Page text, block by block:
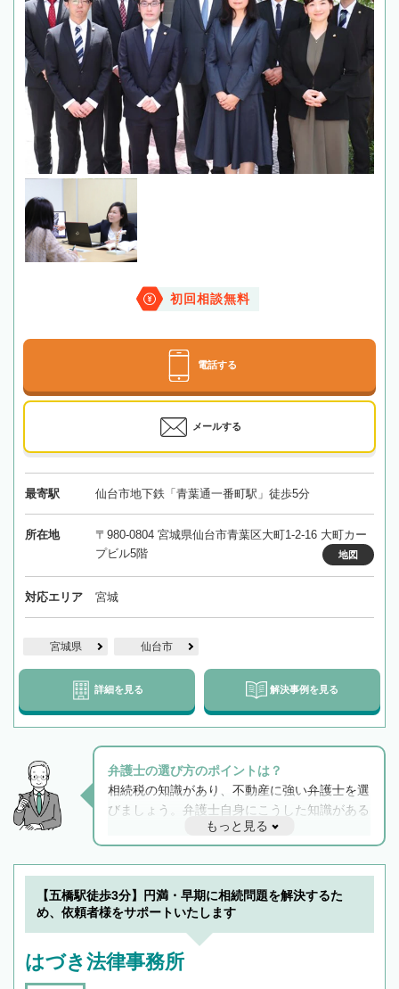
初回相談無料
電話する
メールする
最寄駅 仙台市地下鉄「青葉通一番町駅」徒歩5分
所在地
〒980-0804 宮城県仙台市青葉区大町1-2-16 大町カー
プビル5階
地図
対応エリア 宮城
宮城県 仙台市
詳細を見る 解決事例を見る
弁護士の選び方のポイントは？
相続税の知識があり、不動産に強い弁護士を選
びましょう。弁護士自身にこうした知識がある
と他士業との連携もスムーズに進み、トラブル
解決のみならず相続をトータルで任せることが
できます。また、相続は感情がからむ分野なの
でフィーリングも重要です。実際に電話や面談
で複数の弁護士と会話をしてウマが合う方に依
もっと見る
【五橋駅徒歩3分】円満・早期に相続問題を解決するた
め、依頼者様をサポートいたします
はづき法律事務所